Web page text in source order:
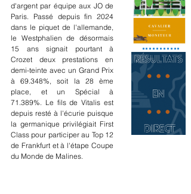
d'argent par équipe aux JO de
Paris. Passé depuis fin 2024
dans le piquet de l'allemande,
le Westphalien de désormais
15 ans signait pourtant à
Crozet deux prestations en
demi-teinte avec un Grand Prix
à 69.348%, soit la 28 ème
place, et un Spécial à
71.389%. Le fils de Vitalis est
depuis resté à l'écurie puisque
la germanique privilégiait First
Class pour participer au Top 12
de Frankfurt et à l'étape Coupe
du Monde de Malines.